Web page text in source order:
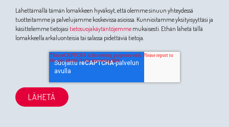
Lähettämällä tämän lomakkeen hyväksyt, että olemme sinuun yhteydessä
tuotteitamme ja palvelujamme koskevissa asioissa. Kunnioitamme yksityisyyttäsi ja
käsittelemme tietojasi tietosuojakäytäntöjemme mukaisesti. Ethän lähetä tällä
lomakkeella arkaluonteisia tai salassa pidettäviä tietoja.